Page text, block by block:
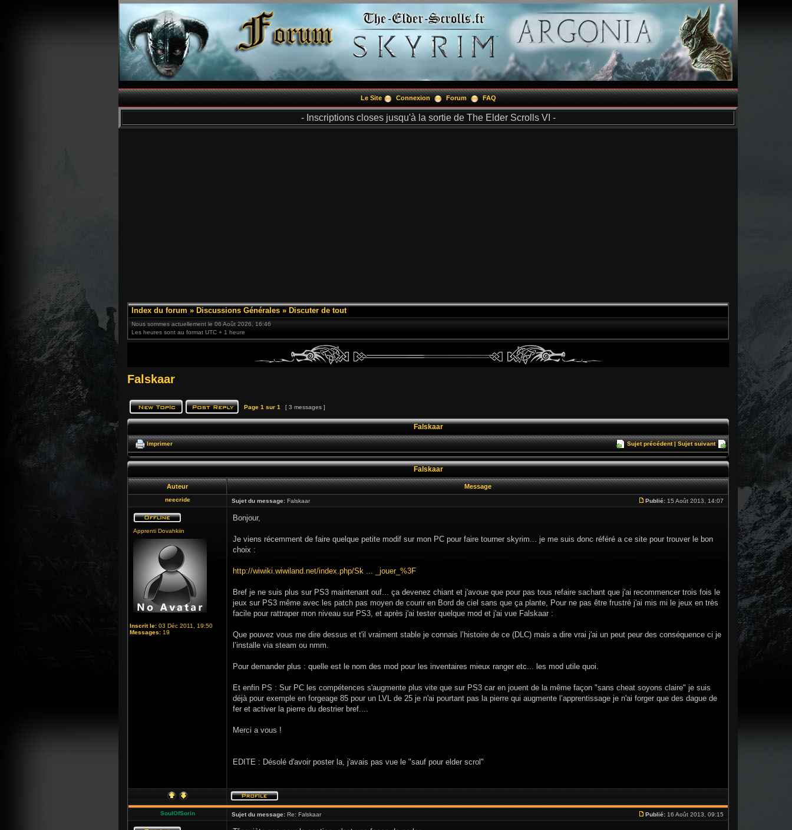
Le Site Connexion Forum FAQ
- Inscriptions closes jusqu'à la sortie de The Elder Scrolls VI -
Index du forum » Discussions Générales » Discuter de tout
Nous sommes actuellement le 06 Août 2026, 16:46
Les heures sont au format UTC + 1 heure
Falskaar
Page 1 sur 1 [ 3 messages ]
Falskaar
Imprimer Sujet précédent|Sujet suivant
Falskaar
Auteur Message
neecride Sujet du message: Falskaar Publié: 15 Août 2013, 14:07
Apprenti Dovahkiin
Inscrit le: 03 Déc 2011, 19:50
Messages: 19
Bonjour,
Je viens récemment de faire quelque petite modif sur mon PC pour faire tourner skyrim... je me suis donc référé a ce site pour trouver le bon
choix :
http://wiwiki.wiwiland.net/index.php/Sk ... _jouer_%3F
Bref je ne suis plus sur PS3 maintenant ouf... ça devenez chiant et j'avoue que pour pas tous refaire sachant que j'ai recommencer trois fois le
jeux sur PS3 même avec les patch pas moyen de courir en Bord de ciel sans que ça plante, Pour ne pas être frustré j'ai mis mi le jeux en très
facile pour rattraper mon niveau sur PS3, et après j'ai tester quelque mod et j'ai vue Falskaar :
Que pouvez vous me dire dessus et t'il vraiment stable je connais l’histoire de ce (DLC) mais a dire vrai j'ai un peut peur des conséquence ci je
l’installe via steam ou nmm.
Pour demander plus : quelle est le nom des mod pour les inventaires mieux ranger etc... les mod utile quoi.
Et enfin PS : Sur PC les compétences s'augmente plus vite que sur PS3 car en jouent de la même façon "sans cheat soyons claire" je suis
déjà pour exemple en forgeage 85 pour un LVL de 25 je n'ai pourtant pas la pierre qui augmente l’apprentissage je n'ai forger que des dague de
fer et activer la pierre du destrier bref....
Merci a vous !
EDITE : Désolé d'avoir poster la, j'avais pas vue le "sauf pour elder scrol"
SoulOfSorin Sujet du message: Re: Falskaar Publié: 16 Août 2013, 09:15